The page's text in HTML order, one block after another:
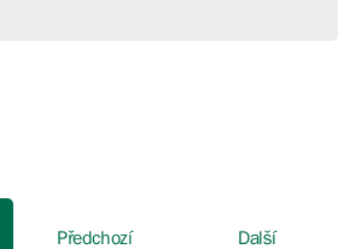
Předchozí Další